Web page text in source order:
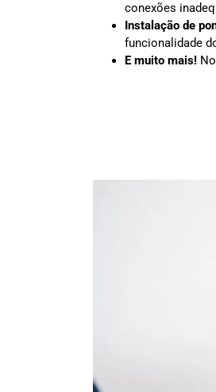
conexões
Instalação de
funcionalidade
E muito mais!